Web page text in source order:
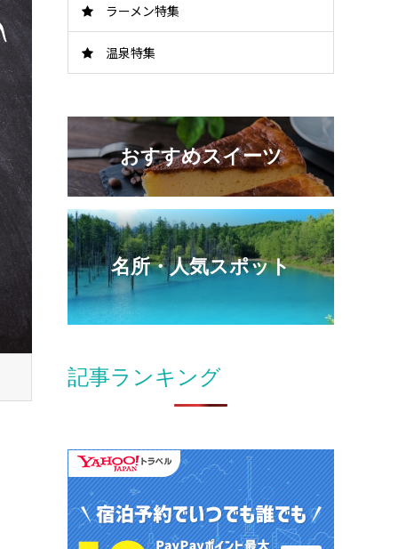
ラーメン特集
温泉特集
おすすめスイーツ
名所・人気スポット
記事ランキング